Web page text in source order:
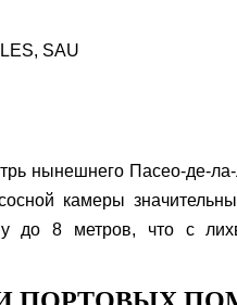
SAU
нынешнего Пасео-де-
камеры
до 8 метров, что с